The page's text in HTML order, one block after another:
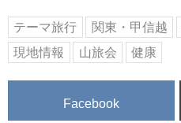
テーマ旅行 関東・甲信越
現地情報
山旅会 健康
Facebook